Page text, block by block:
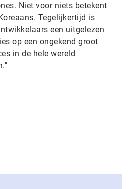
Niet voor niets betekent
Koreaans. Tegelijkertijd is
een uitgelezen
op een ongekend groot
in de hele wereld